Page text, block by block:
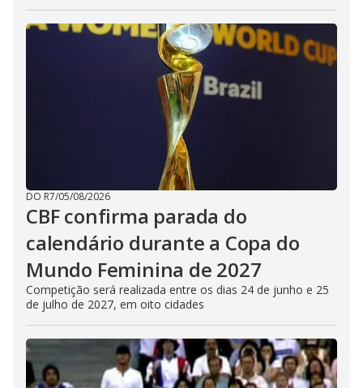
DO R7/05/08/2026
CBF confirma parada do
calendário durante a Copa do
Mundo Feminina de 2027
Competição será realizada entre os dias 24 de junho e 25
de julho de 2027, em oito cidades